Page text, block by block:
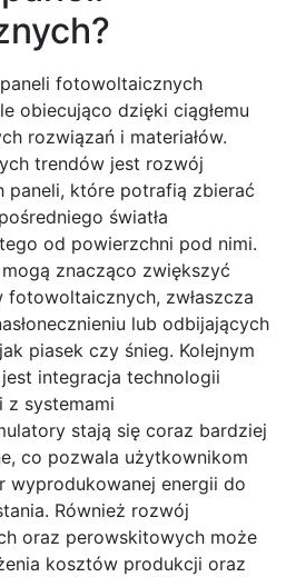
fotowoltaicznych
obiecująco dzięki ciągłemu
rozwiązań i materiałów.
trendów jest rozwój
paneli, które potrafią zbierać
światła
od powierzchni pod nimi.
znacząco zwiększyć
zwłaszcza
lub odbijających
piasek czy śnieg. Kolejnym
integracja technologii
z systemami
stają się coraz bardziej
co pozwala użytkownikom
wyprodukowanej energii do
Również rozwój
oraz perowskitowych może
kosztów produkcji oraz